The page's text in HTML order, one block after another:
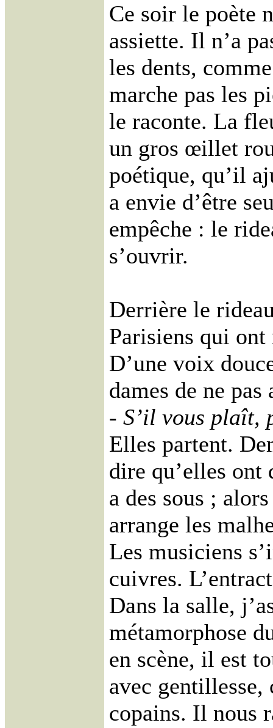
Ce soir le poète
assiette. Il n’a
les dents,
marche pas les
le raconte. La
un gros œillet
poétique, qu’il
a envie d’être
empêche : le
s’ouvrir.
Derrière le
Parisiens qui
D’une voix
dames de ne
- S’il vous plaît,
Elles partent.
dire qu’elles ont
a des sous ;
arrange les
Les musiciens
cuivres.
Dans la salle,
métamorphose
en scène, il est
avec gentillesse,
copains. Il nous